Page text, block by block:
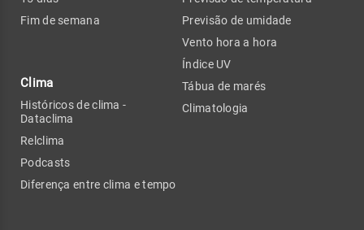
Fim de semana
Clima
Históricos de clima -
Dataclima
Relclima
Podcasts
Diferença entre clima e tempo
Previsão de umidade
Vento hora a hora
Índice UV
Tábua de marés
Climatologia